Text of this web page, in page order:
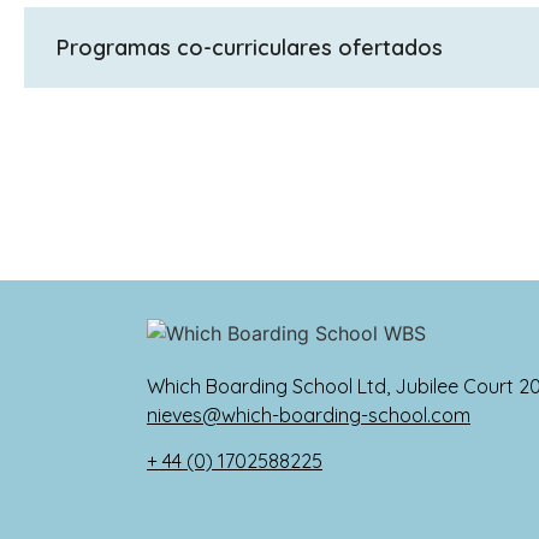
Programas co-curriculares ofertados
proyectos fin de carrera a pequeña escala y están
departamentos de admisión de las universidades.
Which Boarding School Ltd, Jubilee Court
nieves@which-boarding-school.com
+ 44 (0) 1702588225